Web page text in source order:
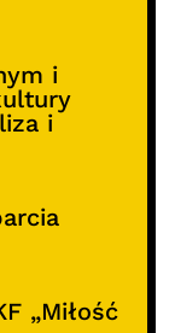
i
i
„Miłość